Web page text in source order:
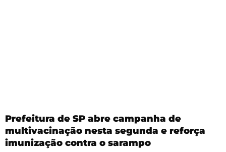
Prefeitura de SP abre campanha de
multivacinação nesta segunda e reforça
imunização contra o sarampo